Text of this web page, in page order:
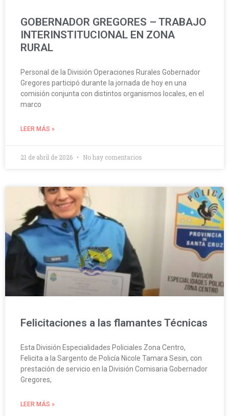
GOBERNADOR GREGORES – TRABAJO
INTERINSTITUCIONAL EN ZONA
RURAL
Personal de la División Operaciones Rurales Gobernador
Gregores participó durante la jornada de hoy en una
comisión conjunta con distintos organismos locales, en el
marco
LEER MÁS »
21 de abril de 2026 No hay comentarios
Felicitaciones a las flamantes Técnicas
Esta División Especialidades Policiales Zona Centro,
Felicita a la Sargento de Policía Nicole Tamara Sesin, con
prestación de servicio en la División Comisaria Gobernador
Gregores,
LEER MÁS »